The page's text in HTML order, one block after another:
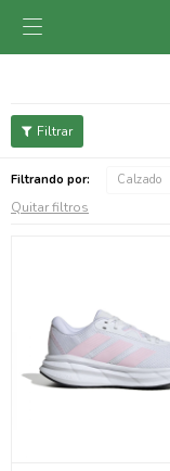

Filtrando por: Calzado
Quitar filtros